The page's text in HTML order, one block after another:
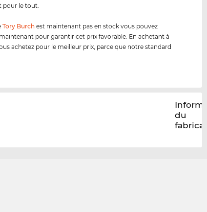
pour le tout.
Tory Burch est maintenant pas en stock vous pouvez
pour garantir cet prix favorable. En achetant à
achetez pour le meilleur prix, parce que notre standard
du